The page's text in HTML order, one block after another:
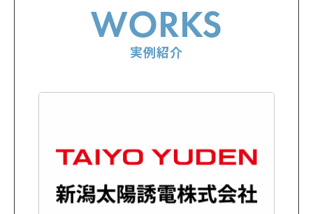
WORKS
実例紹介